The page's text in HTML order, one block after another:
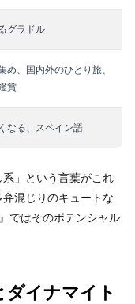
グラドル
め、国内外のひとり旅、
賞
なる、スペイン語
系」という言葉がこれ
混じりのキュートな
ではそのポテンシャル
イナマイト